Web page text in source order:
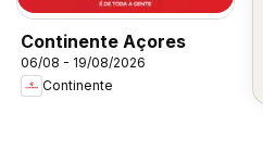
Continente Açores
06/08 - 19/08/2026
Continente